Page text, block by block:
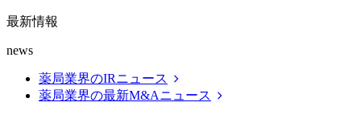
最新情報
news
薬局業界のIRニュース
薬局業界の最新M&Aニュース